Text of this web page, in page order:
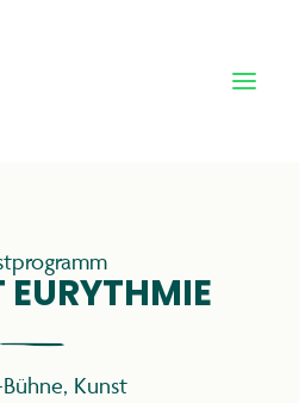
EURYTHMIE
, Kunst